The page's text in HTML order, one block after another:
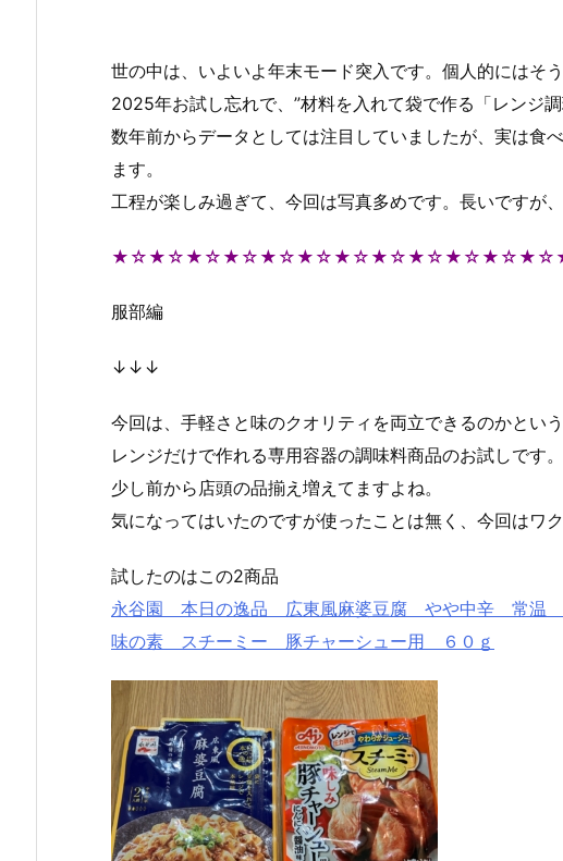
世の中は、いよいよ年末モード突入です。個人的にはそ
2025年お試し忘れで、”材料を入れて袋で作る「レンジ調
数年前からデータとしては注目していましたが、実は食
ます。
工程が楽しみ過ぎて、今回は写真多めです。長いですが
服部編
↓↓↓
今回は、手軽さと味のクオリティを両立できるのかという
レンジだけで作れる専用容器の調味料商品のお試しです。
少し前から店頭の品揃え増えてますよね。
気になってはいたのですが使ったことは無く、今回はワ
試したのはこの2商品
永谷園 本日の逸品 広東風麻婆豆腐 やや中辛 常温
味の素 スチーミー 豚チャーシュー用 ６０ｇ